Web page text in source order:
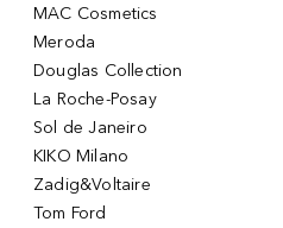
MAC Cosmetics
Meroda
Douglas Collection
La Roche-Posay
Sol de Janeiro
KIKO Milano
Zadig&Voltaire
Tom Ford